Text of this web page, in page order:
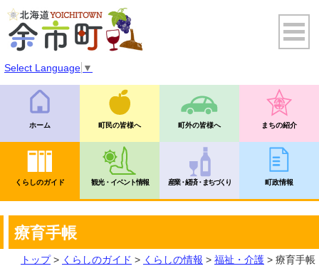
Select Language ▼
ホーム 町民の皆様へ 町外の皆様へ まちの紹介
くらしのガイド 観光・イベント情報 産業・経済・まちづくり 町政情報
療育手帳
トップ> くらしのガイド > くらしの情報 > 福祉・介護 > 療育手帳